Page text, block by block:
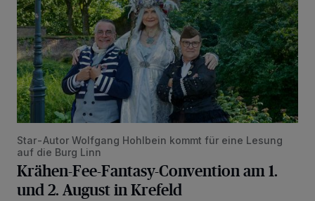
Star-Autor Wolfgang Hohlbein kommt für eine Lesung
auf die Burg Linn
Krähen-Fee-Fantasy-Convention am 1.
und 2. August in Krefeld